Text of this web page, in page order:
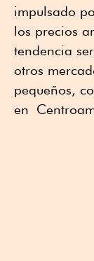
impulsado
los precios
tendencia
otros
pequeños,
en